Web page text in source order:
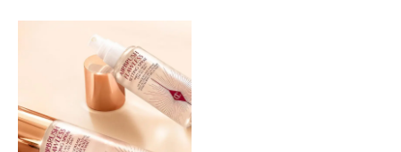
preço:
R$ 279,00
através
R$ 449,00
produto
tem
várias
variantes.
As